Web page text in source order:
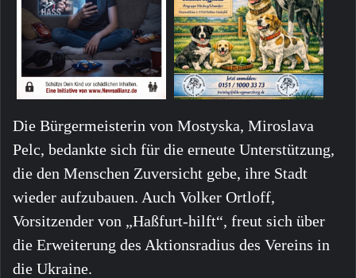
Die Bürgermeisterin von Mostyska, Miroslava
Pelc, bedankte sich für die erneute Unterstützung,
die den Menschen Zuversicht gebe, ihre Stadt
wieder aufzubauen. Auch Volker Ortloff,
Vorsitzender von „Haßfurt-hilft“, freut sich über
die Erweiterung des Aktionsradius des Vereins in
die Ukraine.